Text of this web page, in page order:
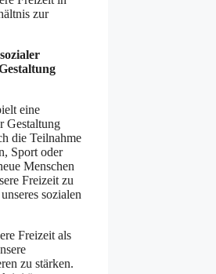
zur
eine
Gestaltung
die Teilnahme
Sport oder
Menschen
Freizeit zu
sozialen
Freizeit als
zu stärken.